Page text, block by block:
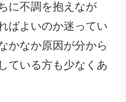
に不調を抱えなが
ばよいのか迷ってい
かなか原因が分から
ている方も少なくあ